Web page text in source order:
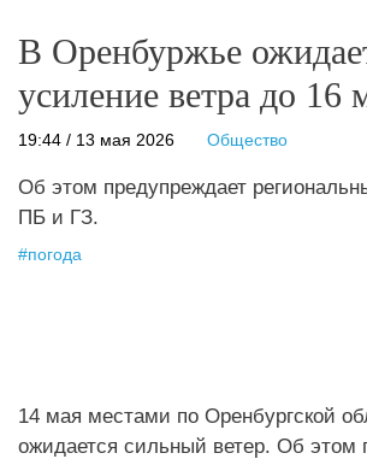
В Оренбуржье
усиление ветра до 16
19:44 / 13 мая 2026 Общество
Об этом предупреждает
ПБ и ГЗ.
#погода
14 мая местами по Оренбургской
ожидается сильный ветер. Об этом